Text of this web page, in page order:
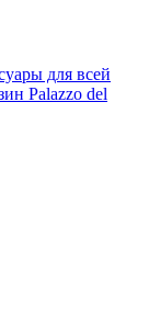
для всей
Palazzo del